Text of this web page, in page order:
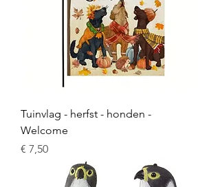
Tuinvlag - herfst - honden -
Welcome
Prijs
€ 7,50